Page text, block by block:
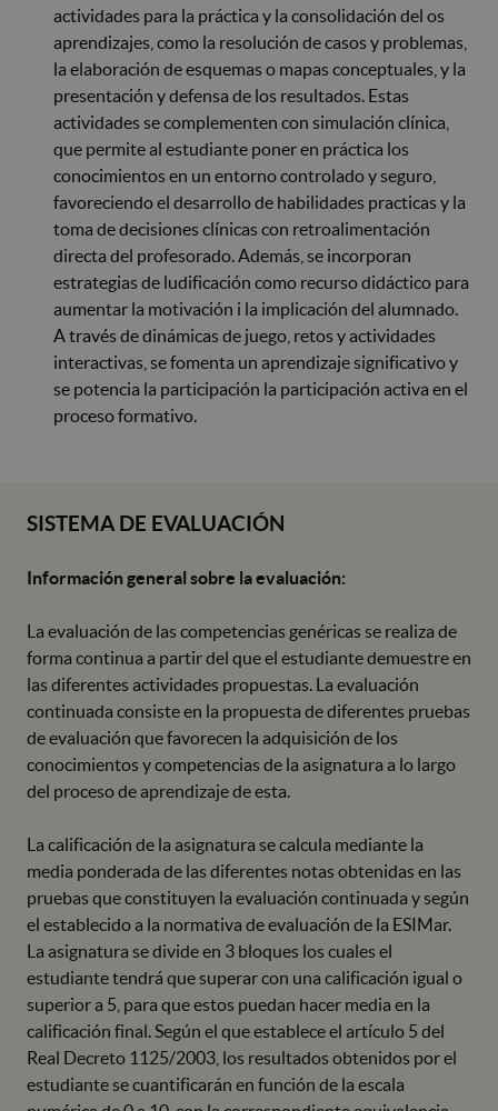
actividades para la práctica y la consolidación del os
aprendizajes, como la resolución de casos y problemas,
la elaboración de esquemas o mapas conceptuales, y la
presentación y defensa de los resultados. Estas
actividades se complementen con simulación clínica,
que permite al estudiante poner en práctica los
conocimientos en un entorno controlado y seguro,
favoreciendo el desarrollo de habilidades practicas y la
toma de decisiones clínicas con retroalimentación
directa del profesorado. Además, se incorporan
estrategias de ludificación como recurso didáctico para
aumentar la motivación i la implicación del alumnado.
A través de dinámicas de juego, retos y actividades
interactivas, se fomenta un aprendizaje significativo y
se potencia la participación la participación activa en el
proceso formativo.
SISTEMA DE EVALUACIÓN
Información general sobre la evaluación:
La evaluación de las competencias genéricas se realiza de
forma continua a partir del que el estudiante demuestre en
las diferentes actividades propuestas. La evaluación
continuada consiste en la propuesta de diferentes pruebas
de evaluación que favorecen la adquisición de los
conocimientos y competencias de la asignatura a lo largo
del proceso de aprendizaje de esta.
La calificación de la asignatura se calcula mediante la
media ponderada de las diferentes notas obtenidas en las
pruebas que constituyen la evaluación continuada y según
el establecido a la normativa de evaluación de la ESIMar.
La asignatura se divide en 3 bloques los cuales el
estudiante tendrá que superar con una calificación igual o
superior a 5, para que estos puedan hacer media en la
calificación final. Según el que establece el artículo 5 del
Real Decreto 1125/2003, los resultados obtenidos por el
estudiante se cuantificarán en función de la escala